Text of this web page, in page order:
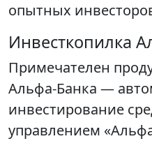
опытных
Инвесткопилка
Примечателен
Альфа-Банка —
инвестирование
управлением